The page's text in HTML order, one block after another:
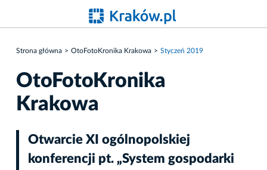
Strona główna OtoFotoKronika Krakowa Styczeń 2019
OtoFotoKronika
Krakowa
Otwarcie XI ogólnopolskiej
konferencji pt. „System gospodarki